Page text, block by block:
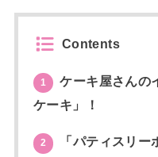
Contents
1
ケーキ屋さんの
ケーキ」！
2
「パティスリー